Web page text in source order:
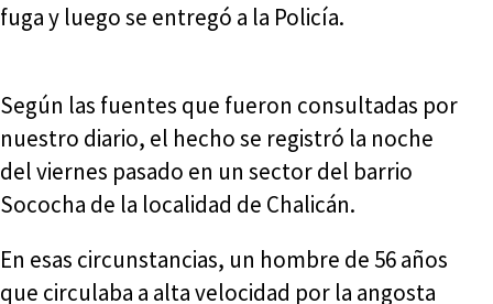
fuga y luego se entregó a la Policía.
Según las fuentes que fueron consultadas por
nuestro diario, el hecho se registró la noche
del viernes pasado en un sector del barrio
Sococha de la localidad de Chalicán.
En esas circunstancias, un hombre de 56 años
que circulaba a alta velocidad por la angosta